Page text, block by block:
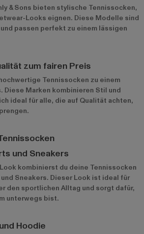
& Sons bieten stylische Tennissocken,
Looks eignen. Diese Modelle sind
passen perfekt zu einem lässigen
zum fairen Preis
Tennissocken zu einem
Diese Marken kombinieren Stil und
ideal für alle, die auf Qualität achten,
und Sneakers
kombinierst du deine Tennissocken
Sneakers. Dieser Look ist ideal für
den sportlichen Alltag und sorgt dafür,
unterwegs bist.
Hoodie